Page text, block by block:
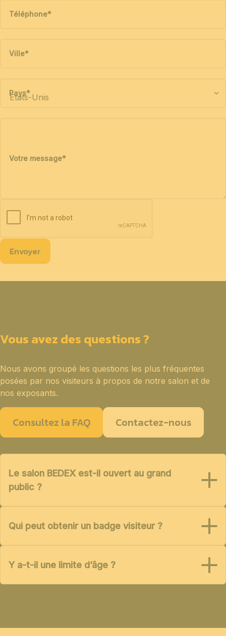
Téléphone*
Ville*
Pays*
Votre message*
Envoyer
Vous avez des questions ?
Nous avons groupé les questions les plus fréquentes
posées par nos visiteurs à propos de notre salon et de
nos exposants.
Consultez la FAQ Contactez-nous
Le salon BEDEX est-il ouvert au grand
public ?
Qui peut obtenir un badge visiteur ?
Y a-t-il une limite d’âge ?